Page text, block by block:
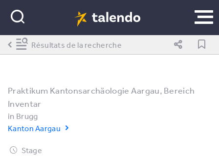
Praktikum Kantonsarchäologie Aargau, Bereich
Inventar
in Brugg
Kanton Aargau
Stage
Résultats de la recherche